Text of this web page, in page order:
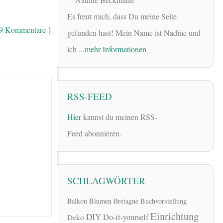
Kommentare }
Es freut mich, dass Du meine Seite
gefunden hast! Mein Name ist Nadine und
ich ...mehr Informationen
RSS-FEED
Hierkannst du meinen RSS-
Feed abonnieren.
SCHLAGWÖRTER
Balkon Blumen Bretagne Buchvorstellung
Deko DIYDo-it-yourselfEinrichtung